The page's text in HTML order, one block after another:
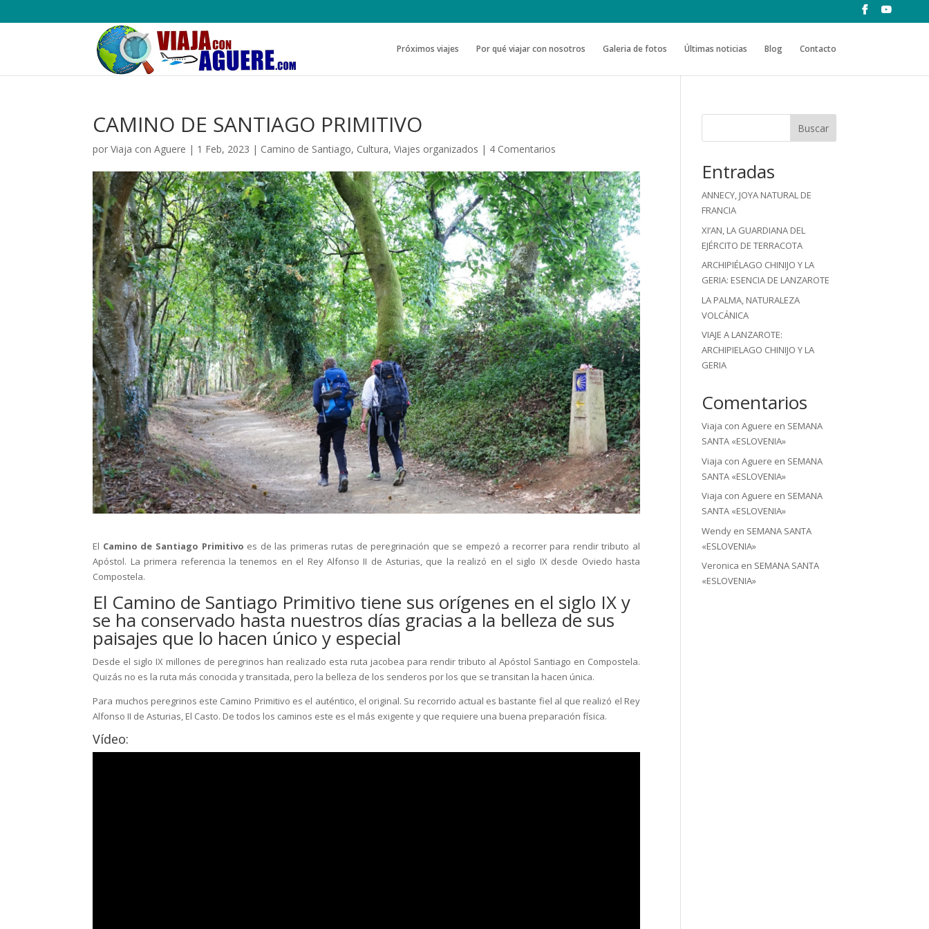
Próximos viajes Por qué viajar con nosotros Galeria de fotos Últimas noticias Blog Contacto
CAMINO DE SANTIAGO PRIMITIVO
porViaja con Aguere | 1 Feb, 2023 | Camino de Santiago, Cultura,Viajes organizados | 4 Comentarios
El Camino de Santiago Primitivo es de las primeras rutas de peregrinación que se empezó a recorrer para rendir tributo al
Apóstol. La primera referencia la tenemos en el Rey Alfonso II de Asturias, que la realizó en el siglo IX desde Oviedo hasta
Compostela.
El Camino de Santiago Primitivo tiene sus orígenes en el siglo IX y
se ha conservado hasta nuestros días gracias a la belleza de sus
paisajes que lo hacen único y especial
Desde el siglo IX millones de peregrinos han realizado esta ruta jacobea para rendir tributo al Apóstol Santiago en Compostela.
Quizás no es la ruta más conocida y transitada, pero la belleza de los senderos por los que se transitan la hacen única.
Para muchos peregrinos este Camino Primitivo es el auténtico, el original. Su recorrido actual es bastante fiel al que realizó el Rey
Alfonso II de Asturias, El Casto. De todos los caminos este es el más exigente y que requiere una buena preparación física.
Vídeo:
Buscar
Entradas
ANNECY, JOYA NATURAL DE
FRANCIA
XI’AN, LA GUARDIANA DEL
EJÉRCITO DE TERRACOTA
ARCHIPIÉLAGO CHINIJO Y LA
GERIA: ESENCIA DE LANZAROTE
LA PALMA, NATURALEZA
VOLCÁNICA
VIAJE A LANZAROTE:
ARCHIPIELAGO CHINIJO Y LA
GERIA
Comentarios
Viaja con Aguere en SEMANA
SANTA «ESLOVENIA»
Viaja con Aguere en SEMANA
SANTA «ESLOVENIA»
Viaja con Aguere en SEMANA
SANTA «ESLOVENIA»
Wendy en SEMANA SANTA
«ESLOVENIA»
Veronica en SEMANA SANTA
«ESLOVENIA»